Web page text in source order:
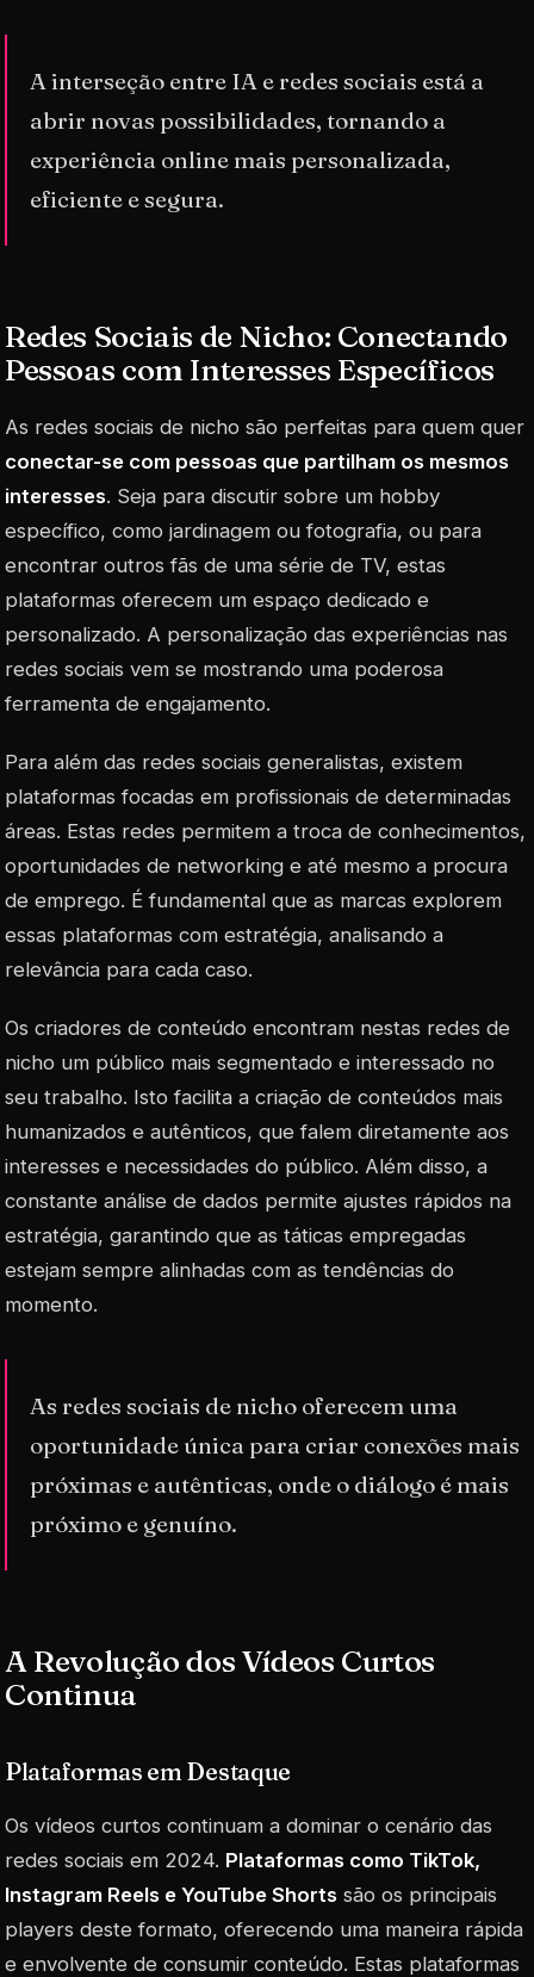
A interseção entre IA e redes sociais está a
abrir novas possibilidades, tornando a
experiência online mais personalizada,
eficiente e segura.
Redes Sociais de Nicho: Conectando
Pessoas com Interesses Específicos
As redes sociais de nicho são perfeitas para quem quer
conectar-se com pessoas que partilham os mesmos
interesses. Seja para discutir sobre um hobby
específico, como jardinagem ou fotografia, ou para
encontrar outros fãs de uma série de TV, estas
plataformas oferecem um espaço dedicado e
personalizado. A personalização das experiências nas
redes sociais vem se mostrando uma poderosa
ferramenta de engajamento.
Para além das redes sociais generalistas, existem
plataformas focadas em profissionais de determinadas
áreas. Estas redes permitem a troca de conhecimentos,
oportunidades de networking e até mesmo a procura
de emprego. É fundamental que as marcas explorem
essas plataformas com estratégia, analisando a
relevância para cada caso.
Os criadores de conteúdo encontram nestas redes de
nicho um público mais segmentado e interessado no
seu trabalho. Isto facilita a criação de conteúdos mais
humanizados e autênticos, que falem diretamente aos
interesses e necessidades do público. Além disso, a
constante análise de dados permite ajustes rápidos na
estratégia, garantindo que as táticas empregadas
estejam sempre alinhadas com as tendências do
momento.
As redes sociais de nicho oferecem uma
oportunidade única para criar conexões mais
próximas e autênticas, onde o diálogo é mais
próximo e genuíno.
A Revolução dos Vídeos Curtos
Continua
Plataformas em Destaque
Os vídeos curtos continuam a dominar o cenário das
redes sociais em 2024. Plataformas como TikTok,
Instagram Reels e YouTube Shorts são os principais
players deste formato, oferecendo uma maneira rápida
e envolvente de consumir conteúdo. Estas plataformas